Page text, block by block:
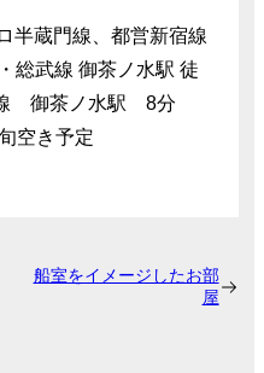
半蔵門線、都営新宿線
総武線 御茶ノ水駅 徒
線 御茶ノ水駅 8分
空き予定
船室をイメージしたお部
屋